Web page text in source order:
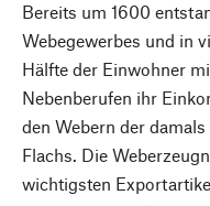
Bereits um 1600
Webegewerbes und in
Hälfte der Einwohner
Nebenberufen ihr
den Webern der
Flachs. Die
wichtigsten